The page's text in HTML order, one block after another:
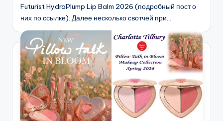
Futurist HydraPlump Lip Balm 2026 (подробный пост о
них по ссылке). Далее несколько свотчей при…